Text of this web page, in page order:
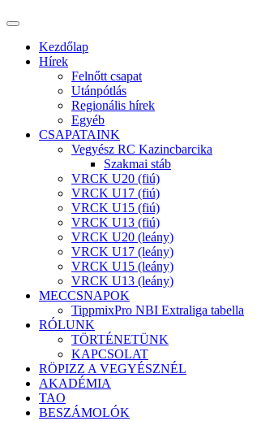
Kezdőlap
Hírek
Felnőtt csapat
Utánpótlás
Regionális hírek
Egyéb
CSAPATAINK
Vegyész RC Kazincbarcika
Szakmai stáb
VRCK U20 (fiú)
VRCK U17 (fiú)
VRCK U15 (fiú)
VRCK U13 (fiú)
VRCK U20 (leány)
VRCK U17 (leány)
VRCK U15 (leány)
VRCK U13 (leány)
MECCSNAPOK
TippmixPro NBI Extraliga tabella
RÓLUNK
TÖRTÉNETÜNK
KAPCSOLAT
RÖPIZZ A VEGYÉSZNÉL
AKADÉMIA
TAO
BESZÁMOLÓK